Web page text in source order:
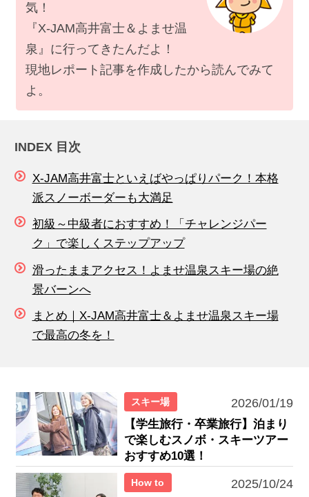
気！
『X-JAM高井富士＆よませ温
泉』に行ってきたんだよ！
現地レポート記事を作成したから読んでみて
よ。
INDEX 目次
X-JAM高井富士といえばやっぱりパーク！本格
派スノーボーダーも大満足
初級～中級者におすすめ！「チャレンジパー
ク」で楽しくステップアップ
滑ったままアクセス！よませ温泉スキー場の絶
景バーンへ
まとめ｜X-JAM高井富士＆よませ温泉スキー場
で最高の冬を！
スキー場 2026/01/19
【学生旅行・卒業旅行】泊まり
で楽しむスノボ・スキーツアー
おすすめ10選！
How to 2025/10/24